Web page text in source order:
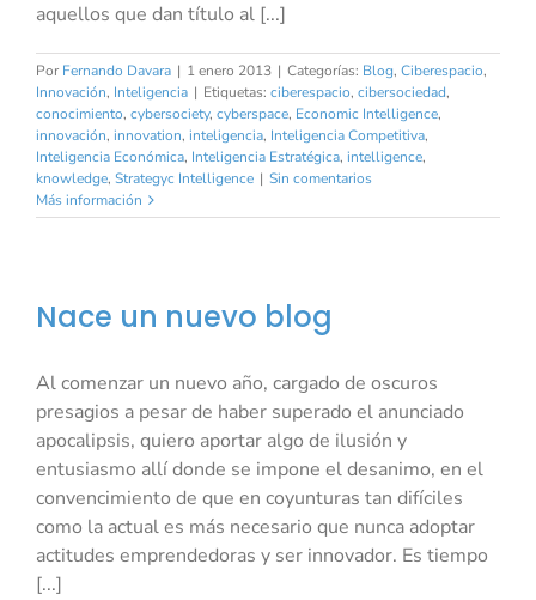
aquellos que dan título al [...]
Por Fernando Davara | 1 enero 2013 | Categorías: Blog, Ciberespacio,
Innovación, Inteligencia | Etiquetas: ciberespacio, cibersociedad,
conocimiento, cybersociety, cyberspace, Economic Intelligence,
innovación, innovation, inteligencia, Inteligencia Competitiva,
Inteligencia Económica, Inteligencia Estratégica, intelligence,
knowledge, Strategyc Intelligence | Sin comentarios
Más información
Nace un nuevo blog
Al comenzar un nuevo año, cargado de oscuros
presagios a pesar de haber superado el anunciado
apocalipsis, quiero aportar algo de ilusión y
entusiasmo allí donde se impone el desanimo, en el
convencimiento de que en coyunturas tan difíciles
como la actual es más necesario que nunca adoptar
actitudes emprendedoras y ser innovador. Es tiempo
[...]